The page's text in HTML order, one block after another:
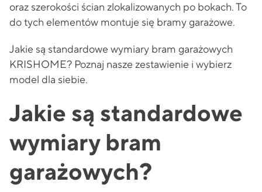
oraz szerokości ścian zlokalizowanych po bokach. To
do tych elementów montuje się bramy garażowe.
Jakie są standardowe wymiary bram garażowych
KRISHOME? Poznaj nasze zestawienie i wybierz
model dla siebie.
Jakie są standardowe
wymiary bram
garażowych?